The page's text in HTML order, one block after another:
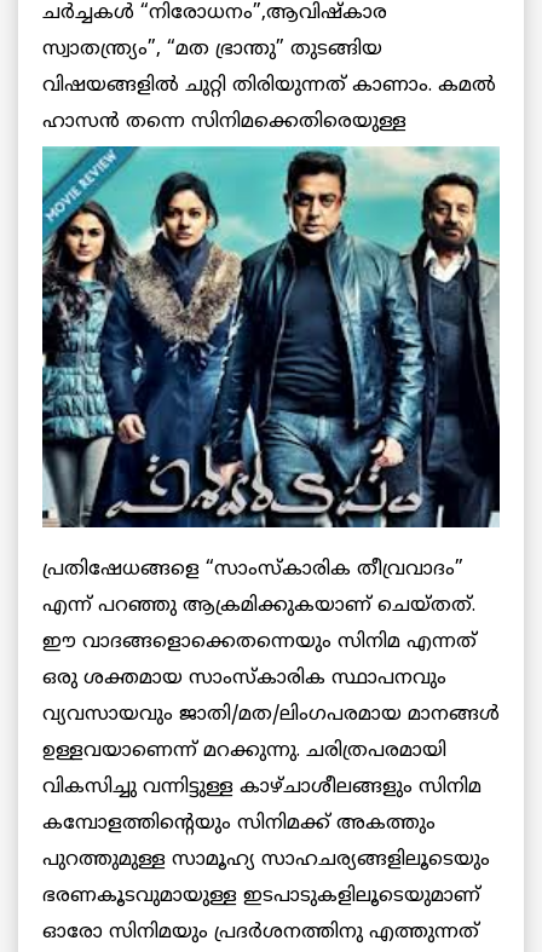
ചര്‍ച്ചകള്‍ “നിരോധനം”,ആവിഷ്കാര
സ്വാതന്ത്ര്യം”, “മത ഭ്രാന്തു” തുടങ്ങിയ
വിഷയങ്ങളില്‍ ചുറ്റി തിരിയുന്നത് കാണാം. കമല്‍
ഹാസന്‍ തന്നെ സിനിമക്കെതിരെയുള്ള
പ്രതിഷേധങ്ങളെ “സാംസ്കാരിക തീവ്രവാദം”
എന്ന് പറഞ്ഞു ആക്രമിക്കുകയാണ് ചെയ്തത്.
ഈ വാദങ്ങളൊക്കെതന്നെയും സിനിമ എന്നത്
ഒരു ശക്തമായ സാംസ്കാരിക സ്ഥാപനവും
വ്യവസായവും ജാതി/മത/ലിംഗപരമായ മാനങ്ങള്‍
ഉള്ളവയാണെന്ന് മറക്കുന്നു. ചരിത്രപരമായി
വികസിച്ചു വന്നിട്ടുള്ള കാഴ്ചാശീലങ്ങളും സിനിമ
കമ്പോളത്തിന്റെയും സിനിമക്ക് അകത്തും
പുറത്തുമുള്ള സാമൂഹ്യ സാഹചര്യങ്ങളിലൂടെയും
ഭരണകൂടവുമായുള്ള ഇടപാടുകളിലൂടെയുമാണ്
ഓരോ സിനിമയും പ്രദര്‍ശനത്തിനു എത്തുന്നത്‌